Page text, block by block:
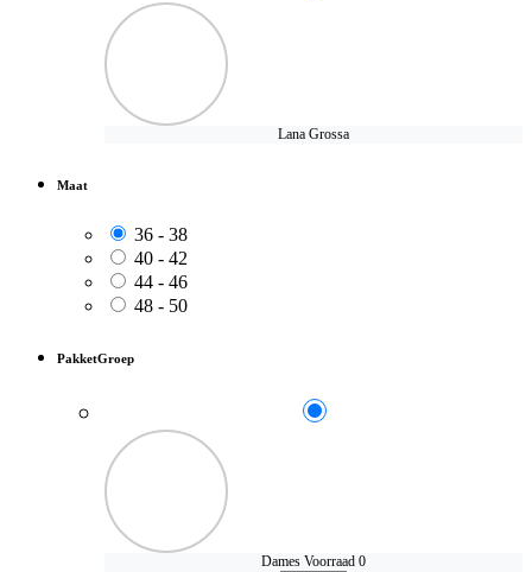
Lana Grossa
Maat
36 - 38
40 - 42
44 - 46
48 - 50
PakketGroep
Dames Voorraad 0